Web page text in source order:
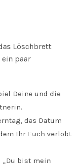
Löschbrett
ein paar
Deine und die
das Datum
Ihr Euch verlobt
„Du bist mein